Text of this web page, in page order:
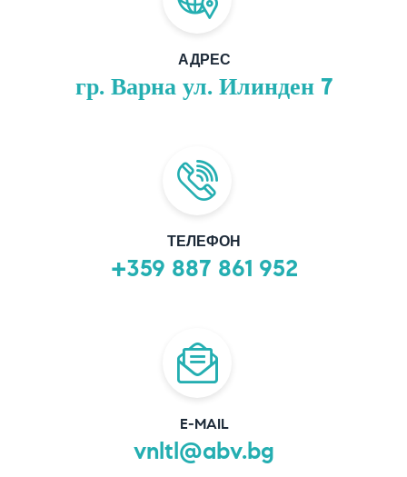
АДРЕС
гр. Варна ул. Илинден 7
ТЕЛЕФОН
+359 887 861 952
E-MAIL
vnltl@abv.bg